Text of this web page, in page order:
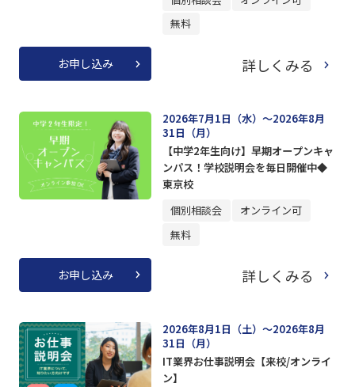
無料
お申し込み 詳しくみる
2026年7月1日（水）～2026年8月
31日（月）
【中学2年生向け】早期オープンキャ
ンパス！学校説明会を毎日開催中◆
東京校
個別相談会
オンライン可
無料
お申し込み 詳しくみる
2026年8月1日（土）～2026年8月
31日（月）
IT業界お仕事説明会【来校/オンライ
ン】